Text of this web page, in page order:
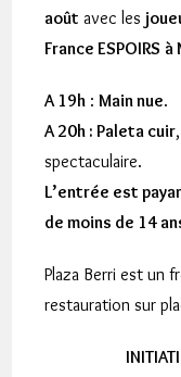
août avec les
France ESPOIRS à
A 19h :Main nue.
A 20h :Paleta cuir
spectaculaire.
L’entrée est
de moins de 14
Plaza Berri est un
restauration sur